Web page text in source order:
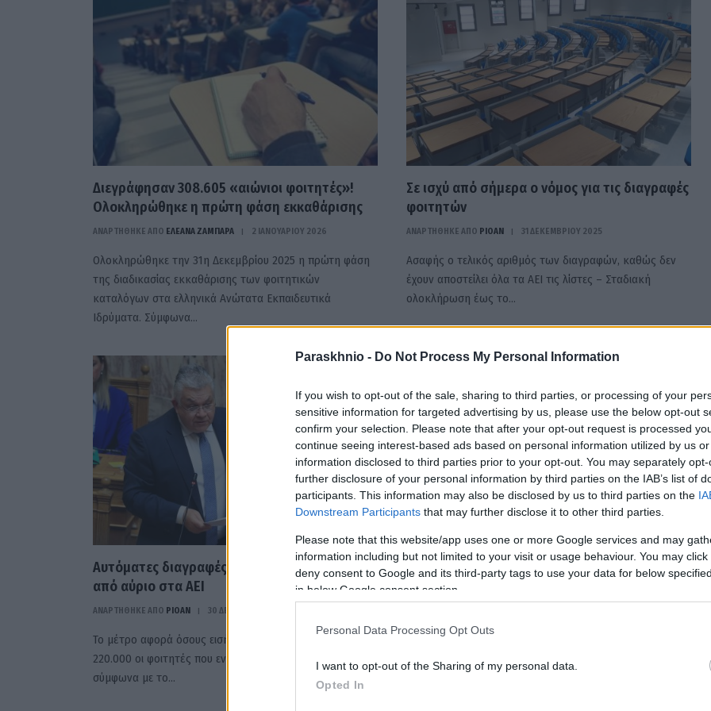
Paraskhnio - Do Not Process My Personal Information
If you wish to opt-out of the sale, sharing to third parties, or processing of your
sensitive information for targeted advertising by us, please use the below opt-out
confirm your selection. Please note that after your opt-out request is processed
continue seeing interest-based ads based on personal information utilized by us
information disclosed to third parties prior to your opt-out. You may separately
further disclosure of your personal information by third parties on the IAB’s list of
participants. This information may also be disclosed by us to third parties on the
Downstream Participants that may further disclose it to other third parties.
Please note that this website/app uses one or more Google services and may
information including but not limited to your visit or usage behaviour. You may
deny consent to Google and its third-party tags to use your data for below
in below Google consent section.
Personal Data Processing Opt Outs
I want to opt-out of the Sharing of my personal data.
Opted In
Διεγράφησαν 308.605 «αιώνιοι φοιτητές»!
Ολοκληρώθηκε η πρώτη φάση εκκαθάρισης
ΑΝΑΡΤΗΘΗΚΕ ΑΠΟ ΕΛΕΑΝΑ ΖΑΜΠΑΡΑ 2 ΙΑΝΟΥΑΡΊΟΥ 2026
Ολοκληρώθηκε την 31η Δεκεμβρίου 2025 η πρώτη φάση
της διαδικασίας εκκαθάρισης των φοιτητικών
καταλόγων στα ελληνικά Ανώτατα Εκπαιδευτικά
Ιδρύματα. Σύμφωνα…
Σε ισχύ από σήμερα ο νόμος για τις διαγραφές
φοιτητών
ΑΝΑΡΤΗΘΗΚΕ ΑΠΟ PIOAN 31 ΔΕΚΕΜΒΡΊΟΥ 2025
Ασαφής ο τελικός αριθμός των διαγραφών, καθώς δεν
έχουν αποστείλει όλα τα ΑΕΙ τις λίστες – Σταδιακή
ολοκλήρωση έως το…
Αυτόματες διαγραφές ανενεργών φοιτητών
από αύριο στα ΑΕΙ
ΑΝΑΡΤΗΘΗΚΕ ΑΠΟ PIOAN 30 ΔΕΚΕΜΒΡΊΟΥ 2025
Το μέτρο αφορά όσους εισήχθησαν πριν το 2017 – Έως
220.000 οι φοιτητές που ενδέχεται να διαγραφούν,
σύμφωνα με το…
Φοιτητές του Γεωπονικού έκλεισαν την Ιερά
Οδό σε ένδειξη αλληλεγγύης στους αγρότες
(video)
ΑΝΑΡΤΗΘΗΚΕ ΑΠΟ ΕΛΕΑΝΑ ΖΑΜΠΑΡΑ
Την συμπαράσταση τους στους αγρότες έδειξαν φοιτητές